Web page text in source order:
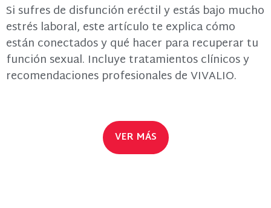
Si sufres de disfunción eréctil y estás bajo mucho
estrés laboral, este artículo te explica cómo
están conectados y qué hacer para recuperar tu
función sexual. Incluye tratamientos clínicos y
recomendaciones profesionales de VIVALIO.
VER MÁS